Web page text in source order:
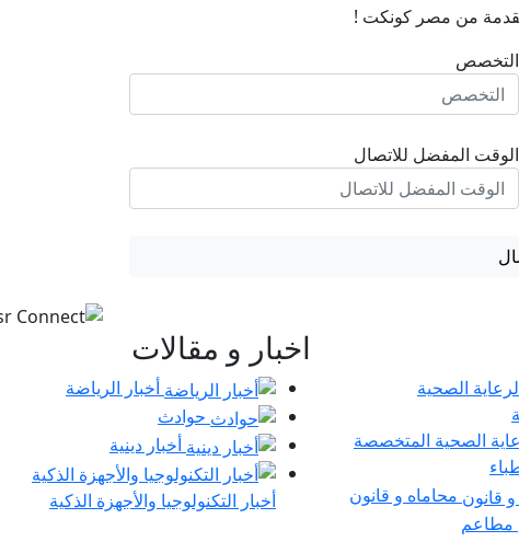
من مصر كونكت !
التخصص
الوقت المفضل للاتصال
الصحية المتخصصة
محاماه و قانون
مطاعم
اخبار و مقالات
أخبار الرياضة
حوادث
أخبار دينية
أخبار التكنولوجيا والأجهزة الذكية